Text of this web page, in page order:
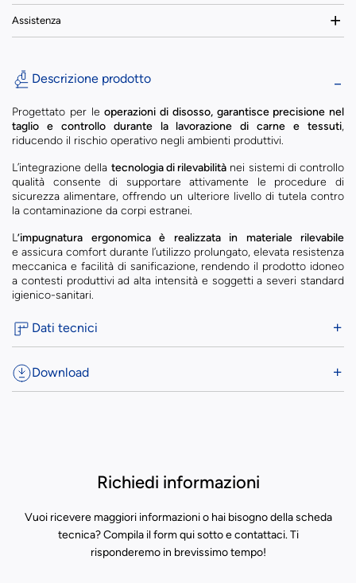
Assistenza
Descrizione prodotto
Progettato per leoperazioni di disosso, garantisce precisione nel
taglio e controllo durante la lavorazione di carne e tessuti,
riducendo il rischio operativo negli ambienti produttivi.
L’integrazione della tecnologia di rilevabilità nei sistemi di controllo
qualità consente di supportare attivamente le procedure di
sicurezza alimentare, offrendo un ulteriore livello di tutela contro
la contaminazione da corpi estranei.
L’impugnatura ergonomica è realizzata in materiale rilevabile
e assicura comfort durante l’utilizzo prolungato, elevata resistenza
meccanica e facilità di sanificazione, rendendo il prodotto idoneo
a contesti produttivi ad alta intensità e soggetti a severi standard
igienico-sanitari.
Dati tecnici
Download
Richiedi informazioni
Vuoi ricevere maggiori informazioni o hai bisogno della scheda
tecnica? Compila il form qui sotto e contattaci. Ti
risponderemo in brevissimo tempo!